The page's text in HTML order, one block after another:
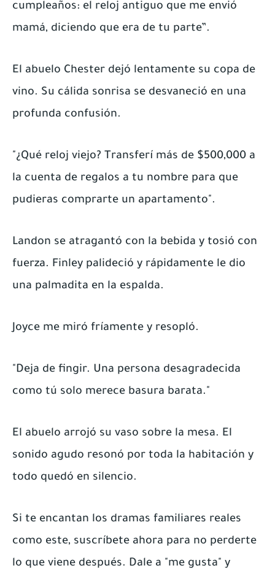
cumpleaños: el reloj antiguo que me envió
mamá, diciendo que era de tu parte”.
El abuelo Chester dejó lentamente su copa de
vino. Su cálida sonrisa se desvaneció en una
profunda confusión.
"¿Qué reloj viejo? Transferí más de $500,000 a
la cuenta de regalos a tu nombre para que
pudieras comprarte un apartamento".
Landon se atragantó con la bebida y tosió con
fuerza. Finley palideció y rápidamente le dio
una palmadita en la espalda.
Joyce me miró fríamente y resopló.
"Deja de fingir. Una persona desagradecida
como tú solo merece basura barata."
El abuelo arrojó su vaso sobre la mesa. El
sonido agudo resonó por toda la habitación y
todo quedó en silencio.
Si te encantan los dramas familiares reales
como este, suscríbete ahora para no perderte
lo que viene después. Dale a "me gusta" y